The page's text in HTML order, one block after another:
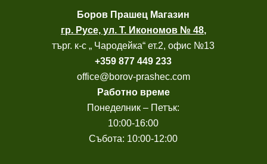
Боров Прашец Магазин
гр. Русе, ул. Т. Икономов № 48,
търг. к-с „ Чародейка“ ет.2, офис №13
+359 877 449 233
office@borov-prashec.com
Работно време
Понеделник – Петък:
10:00-16:00
Събота: 10:00-12:00